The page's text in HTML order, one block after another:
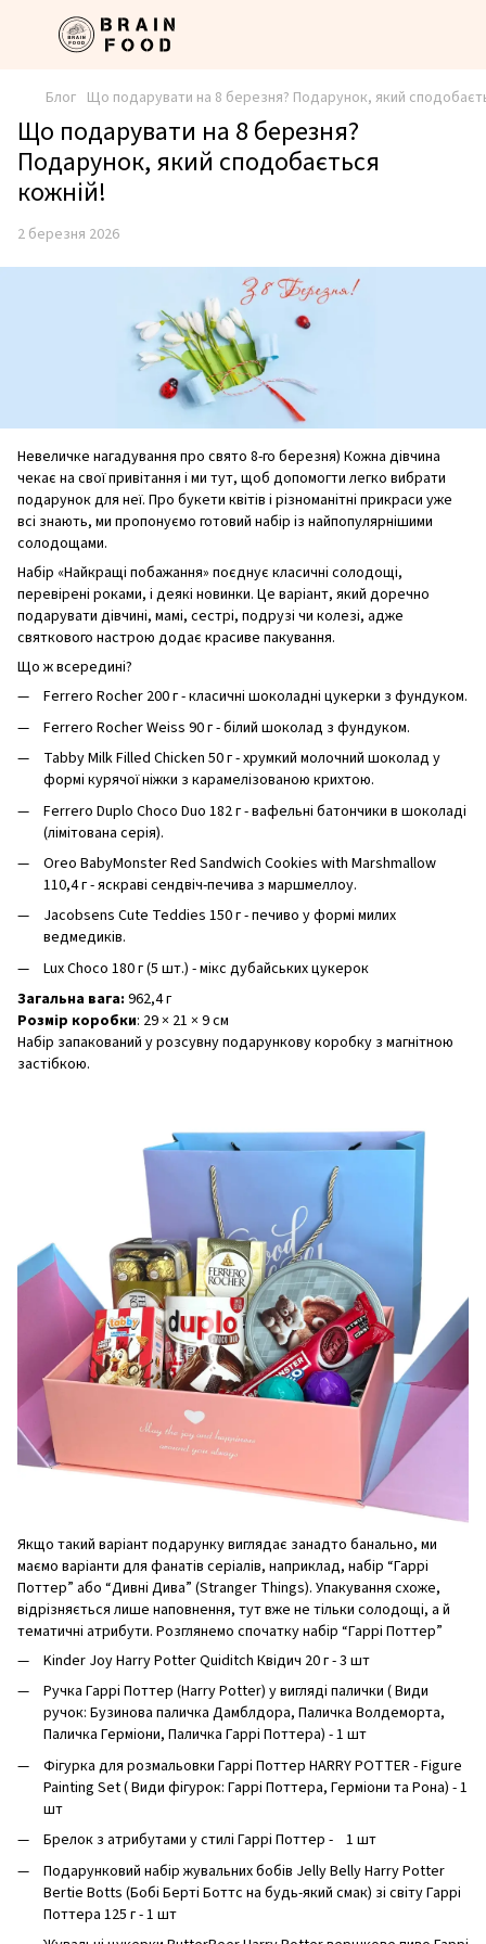
Блог Що подарувати на 8 березня? Подарунок, який
Що подарувати на 8 березня?
Подарунок, який сподобається
кожній!
2 березня 2026
Невеличке нагадування про свято 8-го березня) Кожна дівчина
чекає на свої привітання і ми тут, щоб допомогти легко вибрати
подарунок для неї. Про букети квітів і різноманітні прикраси уже
всі знають, ми пропонуємо готовий набір із найпопулярнішими
солодощами.
Набір «Найкращі побажання» поєднує класичні солодощі,
перевірені роками, і деякі новинки. Це варіант, який доречно
подарувати дівчині, мамі, сестрі, подрузі чи колезі, адже
святкового настрою додає красиве пакування.
Що ж всередині?
Ferrero Rocher 200 г - класичні шоколадні цукерки з фундуком.
Ferrero Rocher Weiss 90 г - білий шоколад з фундуком.
Tabby Milk Filled Chicken 50 г - хрумкий молочний шоколад у
формі курячої ніжки з карамелізованою крихтою.
Ferrero Duplo Choco Duo 182 г - вафельні батончики в шоколаді
(лімітована серія).
Oreo BabyMonster Red Sandwich Cookies with Marshmallow
110,4 г - яскраві сендвіч-печива з маршмеллоу.
Jacobsens Cute Teddies 150 г - печиво у формі милих
ведмедиків.
Lux Choco 180 г (5 шт.) - мікс дубайських цукерок
Загальна вага: 962,4 г
Розмір коробки: 29 × 21 × 9 см
Набір запакований у розсувну подарункову коробку з магнітною
застібкою.
Якщо такий варіант подарунку виглядає занадто банально, ми
маємо варіанти для фанатів серіалів, наприклад, набір “Гаррі
Поттер” або “Дивні Дива” (Stranger Things). Упакування схоже,
відрізняється лише наповнення, тут вже не тільки солодощі, а й
тематичні атрибути. Розглянемо спочатку набір “Гаррі Поттер”
Kinder Joy Harry Potter Quiditch Квідич 20 г - 3 шт
Ручка Гаррі Поттер (Harry Potter) у вигляді палички ( Види
ручок: Бузинова паличка Дамблдора, Паличка Волдеморта,
Паличка Герміони, Паличка Гаррі Поттера) - 1 шт
Фігурка для розмальовки Гаррі Поттер HARRY POTTER - Figure
Painting Set ( Види фігурок: Гаррі Поттера, Герміони та Рона) - 1
шт
Брелок з атрибутами у стилі Гаррі Поттер - 1 шт
Подарунковий набір жувальних бобів Jelly Belly Harry Potter
Bertie Botts (Бобі Берті Боттс на будь-який смак) зі світу Гаррі
Поттера 125 г - 1 шт